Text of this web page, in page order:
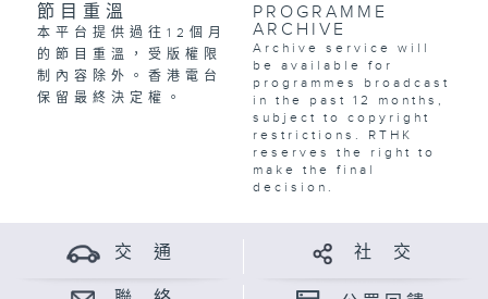
節目重溫
本平台提供過往12個月
的節目重溫，受版權限
制內容除外。香港電台
保留最終決定權。
PROGRAMME
ARCHIVE
Archive service will
be available for
programmes broadcast
in the past 12 months,
subject to copyright
restrictions. RTHK
reserves the right to
make the final
decision.
交 通 社 交